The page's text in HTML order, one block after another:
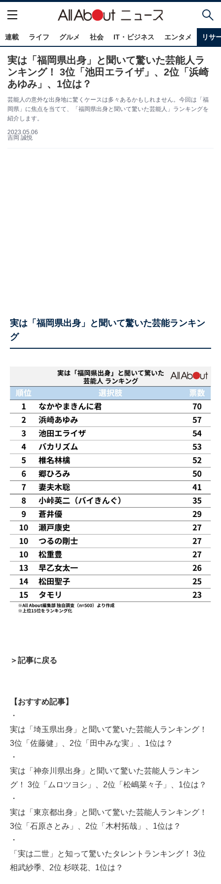
連載 ライフ グルメ 社会 IT・ビジネス エンタメ リサ
実は「福岡県出身」と聞いて驚いた芸能人ラ
ンキング！ 3位「池田エライザ」、2位「浜崎
あゆみ」、1位は？
芸能人の意外な出身地に驚くケースは多々あるかもしれません。今回は「福
岡県」に焦点を当てて、「福岡県出身と聞いて驚いた芸能人」ランキングを
紹介します。
2023.05.06
吉岡 誠悦
実は「福岡県出身」と聞いて驚いた芸能ランキン
グ
＞記事に戻る
【おすすめ記事】
・
実は「埼玉県出身」と聞いて驚いた芸能人ランキング！
3位「佐藤健」、2位「田中みな実」、1位は？
・
実は「神奈川県出身」と聞いて驚いた芸能人ランキン
グ！ 3位「ムロツヨシ」、2位「松嶋菜々子」、1位は？
・
実は「東京都出身」と聞いて驚いた芸能人ランキング！
3位「石原さとみ」、2位「木村拓哉」、1位は？
・
「実は二世」と知って驚いたタレントランキング！ 3位
相武紗季、2位 杉咲花、1位は？